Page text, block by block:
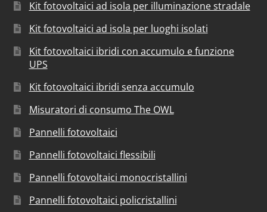
Kit fotovoltaici ad isola per illuminazione stradale
Kit fotovoltaici ad isola per luoghi isolati
Kit fotovoltaici ibridi con accumulo e funzione
UPS
Kit fotovoltaici ibridi senza accumulo
Misuratori di consumo The OWL
Pannelli fotovoltaici
Pannelli fotovoltaici flessibili
Pannelli fotovoltaici monocristallini
Pannelli fotovoltaici policristallini